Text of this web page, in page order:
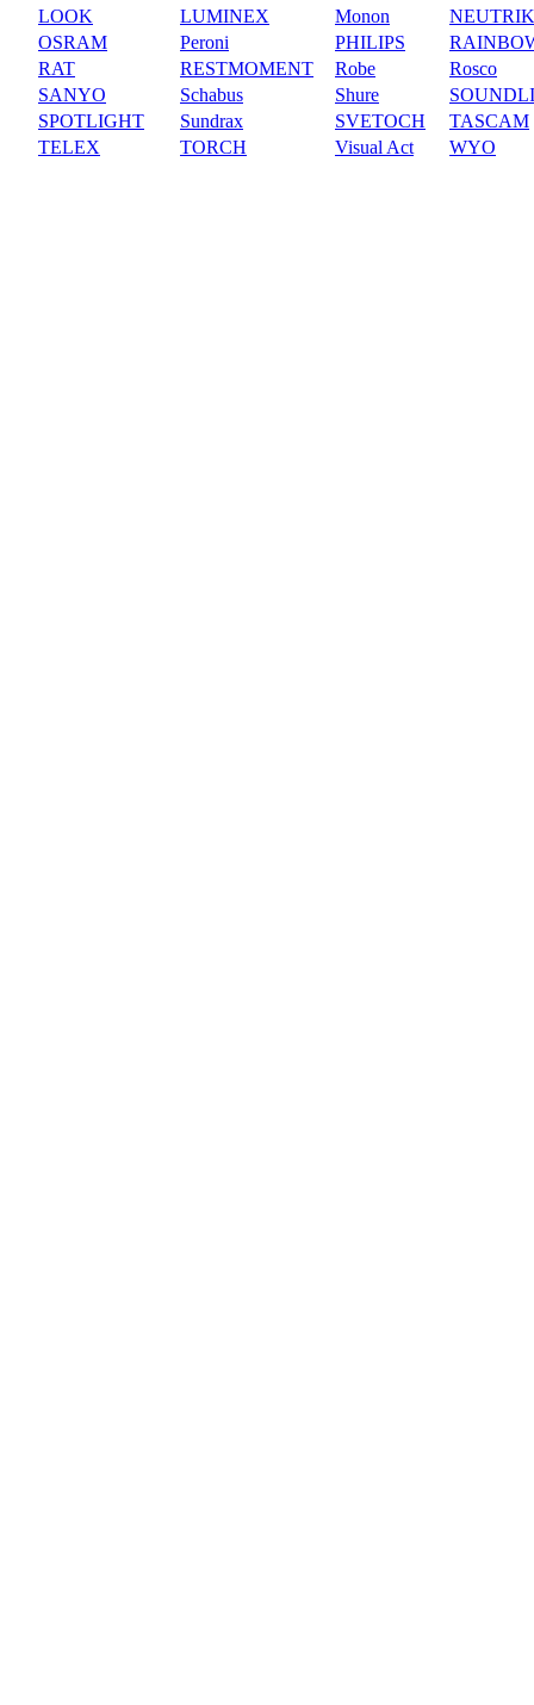
LOOK
LUMINEX Monon
NEUTRIK
OSRAM
Peroni PHILIPS
RAT
RESTMOMENT Robe
Rosco
SANYO
Schabus Shure
SPOTLIGHT
Sundrax SVETOCH
TASCAM
TELEX
TORCH Visual Act WYO